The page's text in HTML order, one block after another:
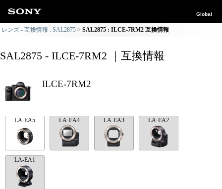
Global
レンズ - 互換情報 : SAL2875 SAL2875 : ILCE-7RM2 互換情報
SAL2875 - ILCE-7RM2 ｜互換情報
ILCE-7RM2
LA-EA5 LA-EA4 LA-EA3 LA-EA2
LA-EA1